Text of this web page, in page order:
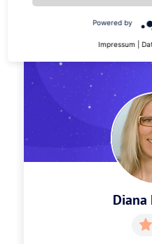
Diana
Powered by
Impressum